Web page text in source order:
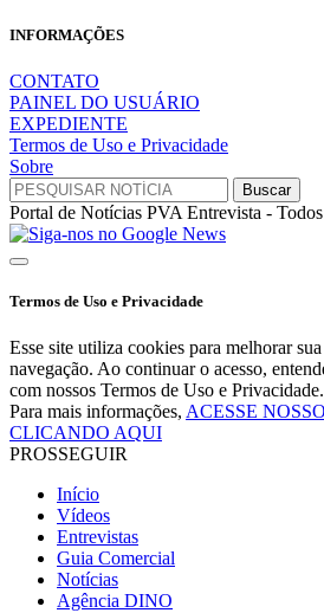
INFORMAÇÕES
CONTATO
PAINEL DO USUÁRIO
EXPEDIENTE
Termos de Uso e Privacidade
Sobre
Portal de Notícias PVA Entrevista -
Termos de Uso e Privacidade
Esse site utiliza cookies para melhorar
navegação. Ao continuar o acesso,
com nossos Termos de Uso e Privacidade.
Para mais informações, ACESSE
CLICANDO AQUI
PROSSEGUIR
Início
Vídeos
Entrevistas
Guia Comercial
Notícias
Agência DINO